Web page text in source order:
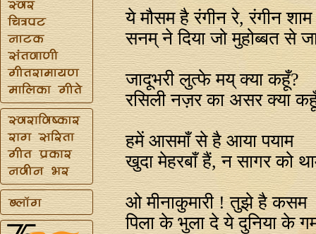
ये मौसम है रंगीन रे, रंगीन शाम
सनम्‌ ने दिया जो मुहोब्बत से
जादूभरी लुत्फे मय्‌ क्या कहूँ?
रसिली नज़र का असर क्या
हमें आसमाँ से है आया पयाम
खुदा मेहरबाँ हैं, न सागर को
ओ मीनाकुमारी ! तुझे है कसम
पिला के भुला दे ये दुनिया के